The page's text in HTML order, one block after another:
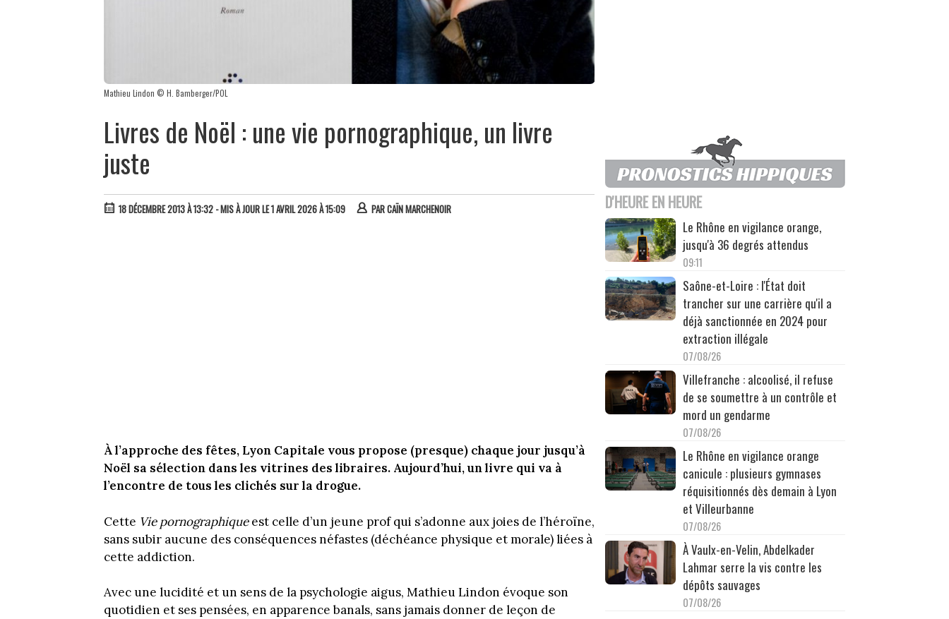
Mathieu Lindon © H. Bamberger/POL
Livres de Noël : une vie pornographique, un livre
juste
18 DÉCEMBRE 2013 À 13:32 - MIS À JOUR LE 1 AVRIL 2026 À 15:09 PARCAÏN MARCHENOIR
À l’approche des fêtes, Lyon Capitale vous propose (presque) chaque jour jusqu’à
Noël sa sélection dans les vitrines des libraires. Aujourd’hui, un livre qui va à
l’encontre de tous les clichés sur la drogue.
Cette Vie pornographiqueest celle d’un jeune prof qui s’adonne aux joies de l’héroïne,
sans subir aucune des conséquences néfastes (déchéance physique et morale) liées à
cette addiction.
Avec une lucidité et un sens de la psychologie aigus, Mathieu Lindon évoque son
quotidien et ses pensées, en apparence banals, sans jamais donner de leçon de
D'HEURE EN HEURE
Le Rhône en vigilance orange,
jusqu'à 36 degrés attendus
09:11
Saône-et-Loire : l'État doit
trancher sur une carrière qu'il a
déjà sanctionnée en 2024 pour
extraction illégale
07/08/26
Villefranche : alcoolisé, il refuse
de se soumettre à un contrôle et
mord un gendarme
07/08/26
Le Rhône en vigilance orange
canicule : plusieurs gymnases
réquisitionnés dès demain à Lyon
et Villeurbanne
07/08/26
À Vaulx-en-Velin, Abdelkader
Lahmar serre la vis contre les
dépôts sauvages
07/08/26